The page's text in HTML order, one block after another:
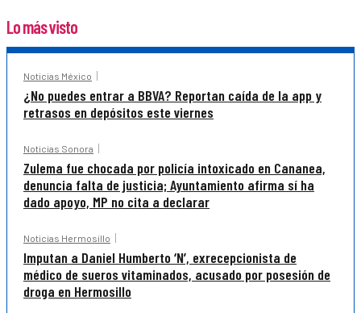
Lo más visto
Noticias México
¿No puedes entrar a BBVA? Reportan caída de la app y
retrasos en depósitos este viernes
Noticias Sonora
Zulema fue chocada por policía intoxicado en Cananea,
denuncia falta de justicia; Ayuntamiento afirma sí ha
dado apoyo, MP no cita a declarar
Noticias Hermosillo
Imputan a Daniel Humberto ‘N’, exrecepcionista de
médico de sueros vitaminados, acusado por posesión de
droga en Hermosillo